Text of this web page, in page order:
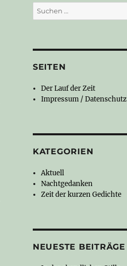
Suchen
nach:
SEITEN
Der Lauf der Zeit
Impressum / Datenschutz
KATEGORIEN
Aktuell
Nachtgedanken
Zeit der kurzen Gedichte
NEUESTE BEITRÄGE